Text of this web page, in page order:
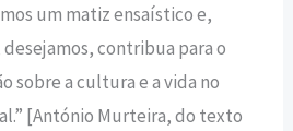
um matiz ensaístico e,
contribua para o
sobre a cultura e a vida no
[António Murteira, do texto